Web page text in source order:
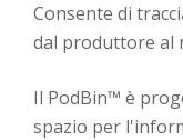
Consente di
dal produttore al
Il PodBin™ è
spazio per